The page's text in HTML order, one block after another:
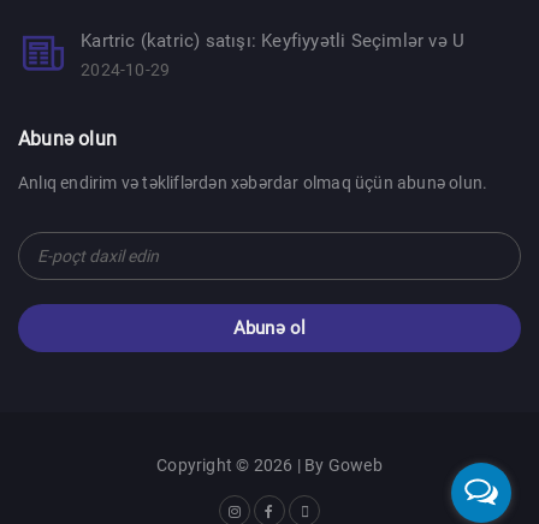
Kartric (katric) satışı: Keyfiyyətli Seçimlər və U
2024-10-29
Abunə olun
Anlıq endirim və təkliflərdən xəbərdar olmaq üçün abunə olun.
Abunə ol
Copyright © 2026 | By Goweb